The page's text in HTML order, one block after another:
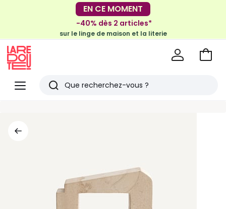
-30€ tous les 100€*
sur le meuble & la déco
EN CE MOMENT
-40% dès 2 articles*
sur le linge de maison et la literie
Menu
Redoute
Rechercher
Voir